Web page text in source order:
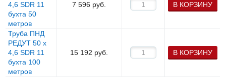
4,6 SDR 11
бухта 50
метров
7 596 руб. В КОРЗИНУ
Труба ПНД
РЕДУТ 50 х
4,6 SDR 11
бухта 100
метров
15 192 руб. В КОРЗИНУ